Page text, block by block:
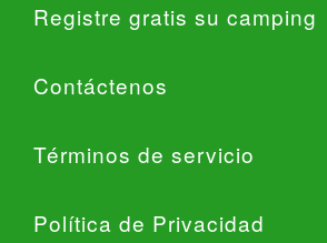
Registre gratis su camping
Contáctenos
Términos de servicio
Política de Privacidad